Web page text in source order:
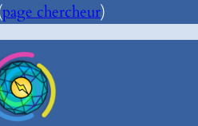
page chercheur)